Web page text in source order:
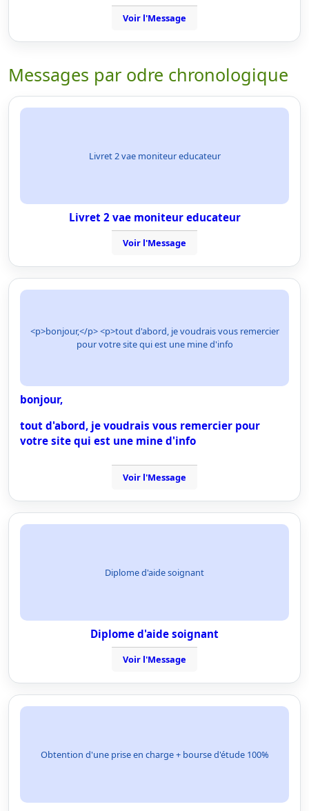
Voir l'Message
Messages par odre chronologique
Livret 2 vae moniteur educateur
Livret 2 vae moniteur educateur
Voir l'Message
<p>bonjour,</p> <p>tout d'abord, je voudrais vous remercier
pour votre site qui est une mine d'info
bonjour,
tout d'abord, je voudrais vous remercier pour
votre site qui est une mine d'info
Voir l'Message
Diplome d'aide soignant
Diplome d'aide soignant
Voir l'Message
Obtention d'une prise en charge + bourse d'étude 100%